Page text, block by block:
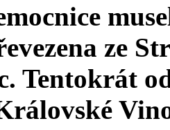
ze
Tentokrát